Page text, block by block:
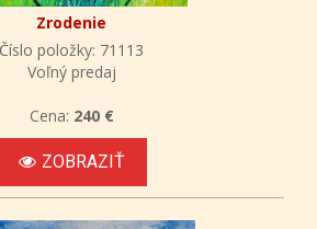
Zrodenie
Číslo položky: 71113
Voľný predaj
Cena: 240 €
ZOBRAZIŤ